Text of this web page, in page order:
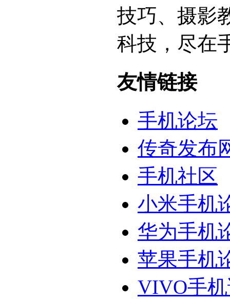
技巧、摄影
科技，尽在
友情链接
手机论坛
传奇发布
手机社区
小米手机
华为手机
苹果手机
VIVO手